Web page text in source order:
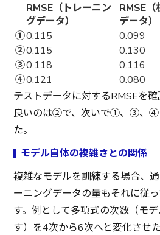
RMSE（トレーニン
グデータ）
RMSE（
データ）
①0.115 0.099
②0.115 0.130
③0.118 0.116
④0.121 0.080
テストデータに対するRMSEを
良いのは②で、次いで①、③、④
た。
モデル自体の複雑さとの関係
複雑なモデルを訓練する場合、
ーニングデータの量もそれに従
す。例として多項式の次数（モ
す）を4次から6次へと変化させ